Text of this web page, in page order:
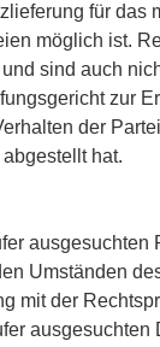
für das
möglich ist.
sind auch
zur
der
hat.
ausgesuchten
Umständen
mit der
ausgesuchten